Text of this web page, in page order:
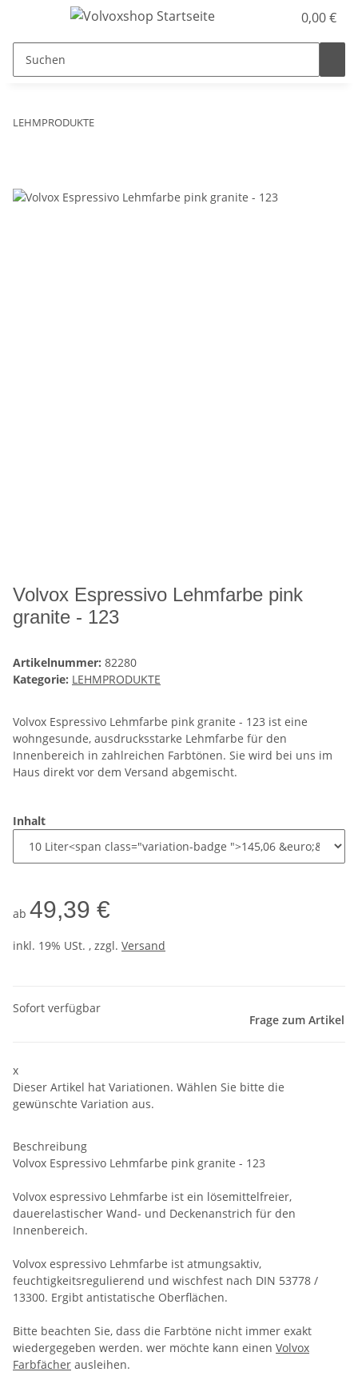
0,00 €
LEHMPRODUKTE
Volvox Espressivo Lehmfarbe pink
granite - 123
Artikelnummer: 82280
Kategorie: LEHMPRODUKTE
Volvox Espressivo Lehmfarbe pink granite - 123 ist eine
wohngesunde, ausdrucksstarke Lehmfarbe für den
Innenbereich in zahlreichen Farbtönen. Sie wird bei uns im
Haus direkt vor dem Versand abgemischt.
Inhalt
ab 49,39 €
inkl. 19% USt. , zzgl. Versand
Sofort verfügbar
Frage zum Artikel
x
Dieser Artikel hat Variationen. Wählen Sie bitte die
gewünschte Variation aus.
Beschreibung
Volvox Espressivo Lehmfarbe pink granite - 123
Volvox espressivo Lehmfarbe ist ein lösemittelfreier,
dauerelastischer Wand- und Deckenanstrich für den
Innenbereich.
Volvox espressivo Lehmfarbe ist atmungsaktiv,
feuchtigkeitsregulierend und wischfest nach DIN 53778 /
13300. Ergibt antistatische Oberflächen.
Bitte beachten Sie, dass die Farbtöne nicht immer exakt
wiedergegeben werden. wer möchte kann einen Volvox
Farbfächer ausleihen.